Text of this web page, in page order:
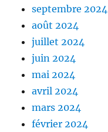
septembre 2024
août 2024
juillet 2024
juin 2024
mai 2024
avril 2024
mars 2024
février 2024